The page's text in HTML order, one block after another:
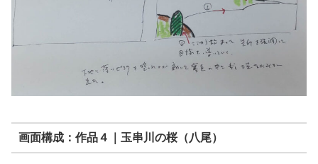
画面構成：作品４｜玉串川の桜（八尾）